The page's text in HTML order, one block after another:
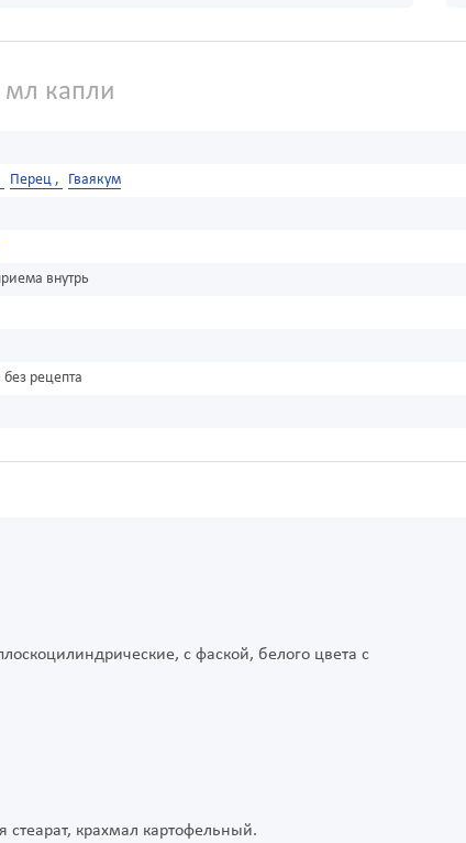
мл капли
Перец ,
Гваякум
внутрь
без рецепта
с фаской, белого цвета с
стеарат, крахмал картофельный.